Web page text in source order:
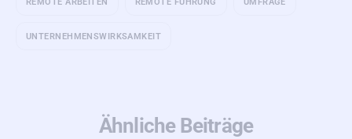
UNTERNEHMENSWIRKSAMKEIT
Ähnliche Beiträge